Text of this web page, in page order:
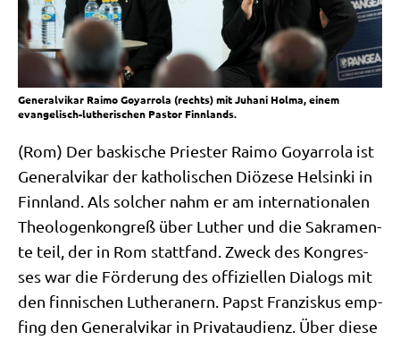
Generalvikar Raimo Goyarrola (rechts) mit Juhani Holma, einem
evangelisch-lutherischen Pastor Finnlands.
(Rom) Der bas­ki­sche Prie­ster Rai­mo Goyar­ro­la ist
Gene­ral­vi­kar der katho­li­schen Diö­ze­se Hel­sin­ki in
Finn­land. Als sol­cher nahm er am inter­na­tio­na­len
Theo­lo­gen­kon­greß über Luther und die Sakra­men­
te teil, der in Rom statt­fand. Zweck des Kon­gres­
ses war die För­de­rung des offi­zi­el­len Dia­logs mit
den fin­ni­schen Luthe­ra­nern. Papst Fran­zis­kus emp­
fing den Gene­ral­vi­kar in Pri­vat­au­di­enz. Über die­se